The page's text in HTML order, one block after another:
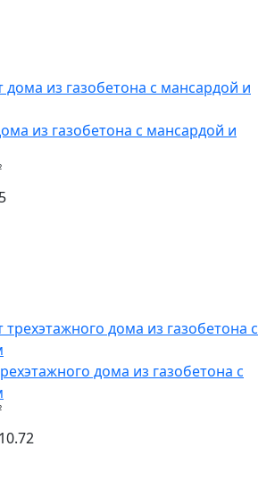
из газобетона с мансардой и
дома из газобетона с